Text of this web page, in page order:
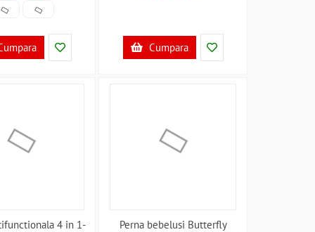
Cumpara
4 in 1-
Perna bebelusi Butterfly